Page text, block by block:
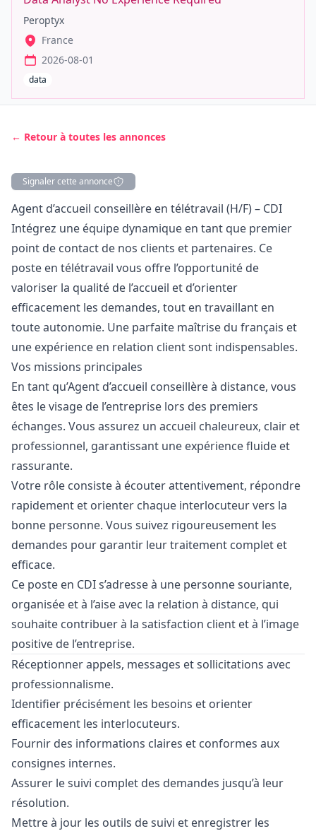
Peroptyx
France
2026-08-01
data
← Retour à toutes les annonces
Signaler cette annonce
Description
Agent d’accueil conseillère en télétravail (H/F) – CDI
Intégrez une équipe dynamique en tant que premier
point de contact de nos clients et partenaires. Ce
poste en télétravail vous offre l’opportunité de
valoriser la qualité de l’accueil et d’orienter
efficacement les demandes, tout en travaillant en
toute autonomie. Une parfaite maîtrise du français et
une expérience en relation client sont indispensables.
Vos missions principales
En tant qu’Agent d’accueil conseillère à distance, vous
êtes le visage de l’entreprise lors des premiers
échanges. Vous assurez un accueil chaleureux, clair et
professionnel, garantissant une expérience fluide et
rassurante.
Votre rôle consiste à écouter attentivement, répondre
rapidement et orienter chaque interlocuteur vers la
bonne personne. Vous suivez rigoureusement les
demandes pour garantir leur traitement complet et
efficace.
Ce poste en CDI s’adresse à une personne souriante,
organisée et à l’aise avec la relation à distance, qui
souhaite contribuer à la satisfaction client et à l’image
positive de l’entreprise.
Réceptionner appels, messages et sollicitations avec
professionnalisme.
Identifier précisément les besoins et orienter
efficacement les interlocuteurs.
Fournir des informations claires et conformes aux
consignes internes.
Assurer le suivi complet des demandes jusqu’à leur
résolution.
Mettre à jour les outils de suivi et enregistrer les